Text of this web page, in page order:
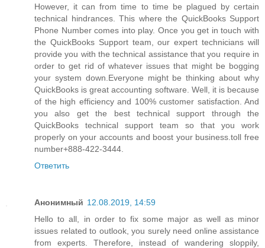
However, it can from time to time be plagued by certain
technical hindrances. This where the QuickBooks Support
Phone Number comes into play. Once you get in touch with
the QuickBooks Support team, our expert technicians will
provide you with the technical assistance that you require in
order to get rid of whatever issues that might be bogging
your system down.Everyone might be thinking about why
QuickBooks is great accounting software. Well, it is because
of the high efficiency and 100% customer satisfaction. And
you also get the best technical support through the
QuickBooks technical support team so that you work
properly on your accounts and boost your business.toll free
number+888-422-3444.
Ответить
Анонимный 12.08.2019, 14:59
Hello to all, in order to fix some major as well as minor
issues related to outlook, you surely need online assistance
from experts. Therefore, instead of wandering sloppily,